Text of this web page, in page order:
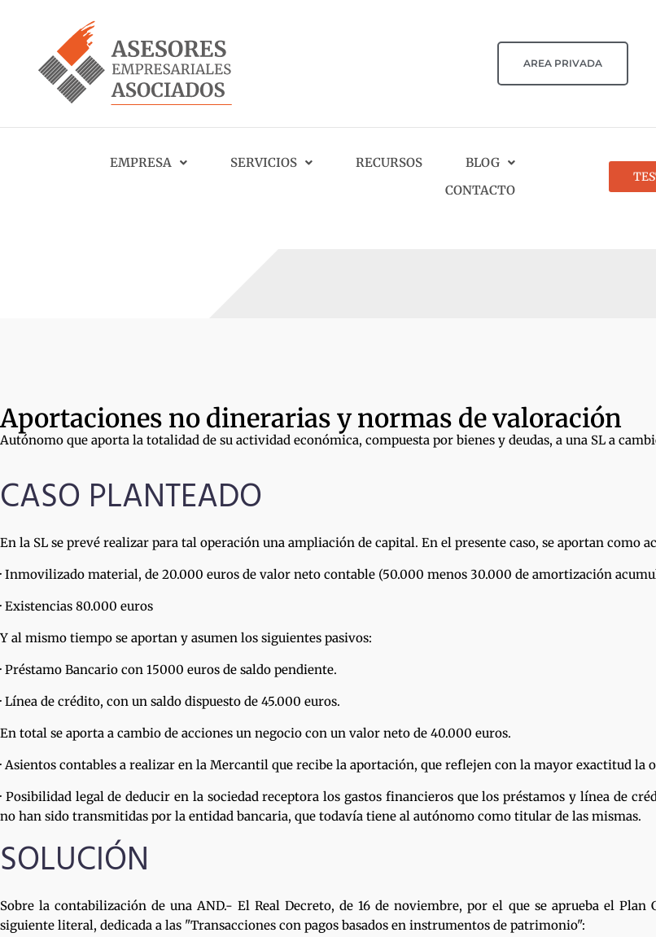
AREA PRIVADA
EMPRESA SERVICIOS RECURSOS
BLOG
CONTACTO
Aportaciones no dinerarias y normas de valoración
Autónomo que aporta la totalidad de su actividad económica, compuesta por bienes y deudas, a una SL a
CASO PLANTEADO
En la SL se prevé realizar para tal operación una ampliación de capital. En el presente caso, se aportan como
· Inmovilizado material, de 20.000 euros de valor neto contable (50.000 menos 30.000 de amortización
· Existencias 80.000 euros
Y al mismo tiempo se aportan y asumen los siguientes pasivos:
· Préstamo Bancario con 15000 euros de saldo pendiente.
· Línea de crédito, con un saldo dispuesto de 45.000 euros.
En total se aporta a cambio de acciones un negocio con un valor neto de 40.000 euros.
· Asientos contables a realizar en la Mercantil que recibe la aportación, que reflejen con la mayor exactitud la
· Posibilidad legal de deducir en la sociedad receptora los gastos financieros que los préstamos y línea de
no han sido transmitidas por la entidad bancaria, que todavía tiene al autónomo como titular de las mismas.
SOLUCIÓN
Sobre la contabilización de una AND.- El Real Decreto, de 16 de noviembre, por el que se aprueba el Plan
siguiente literal, dedicada a las "Transacciones con pagos basados en instrumentos de patrimonio":